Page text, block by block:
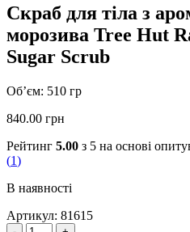
Скраб для тіла з
морозива Tree Hut
Sugar Scrub
Об’єм: 510 гр
840.00 грн
Рейтинг 5.00 з 5 на основі
(1)
В наявності
Артикул: 81615